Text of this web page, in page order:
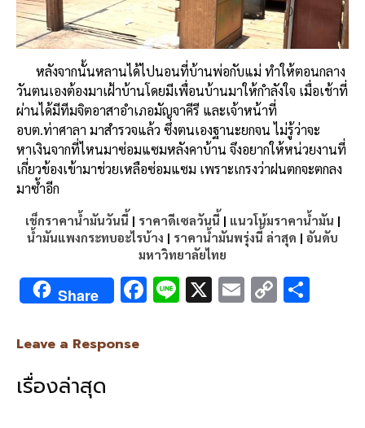
หลังจากนั้นหลานได้ไปนอนที่บ้านพ่อกับแม่ ทำให้ตอนกลาง
วันตนเองต้องมาเฝ้าบ้านโดยมีเพื่อนบ้านมาให้กำลังใจ เมื่อเช้าที่
ผ่านได้มีทีมจิตอาสาอำเภอมัญจาคีรี และเจ้าหน้าที่
อบต.ท่าศาลา มาสำรวจแล้ว ซึ่งตนเองฐานะยกจน ไม่รู้ว่าจะ
หาเงินจากที่ไหนมาซ่อมแซมหลังคาบ้าน จึงอยากให้หน่วยงานที่
เกี่ยวข้องเข้ามาช่วยเหลือซ่อมแซม เพราะเกรงว่าฝนตกจะตกลง
มาซ้ำอีก
เช็กราคาน้ำมันวันนี้ | ราคาดีเซลวันนี้ | แนวโน้มราคาน้ำมัน |
น้ำมันแพงกระทบอะไรบ้าง | ราคาน้ำมันพรุ่งนี้ ล่าสุด | อันดับ
มหาวิทยาลัยไทย
Share F Li X E C
Leave a Response
เรื่องล่าสุด